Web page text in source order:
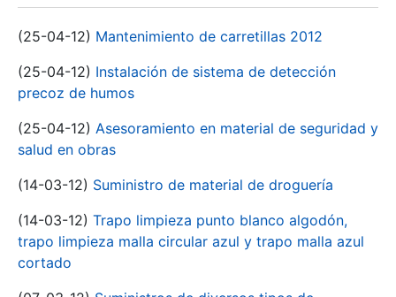
(25-04-12) Mantenimiento de carretillas 2012
(25-04-12) Instalación de sistema de detección
precoz de humos
(25-04-12) Asesoramiento en material de seguridad y
salud en obras
(14-03-12) Suministro de material de droguería
(14-03-12) Trapo limpieza punto blanco algodón,
trapo limpieza malla circular azul y trapo malla azul
cortado